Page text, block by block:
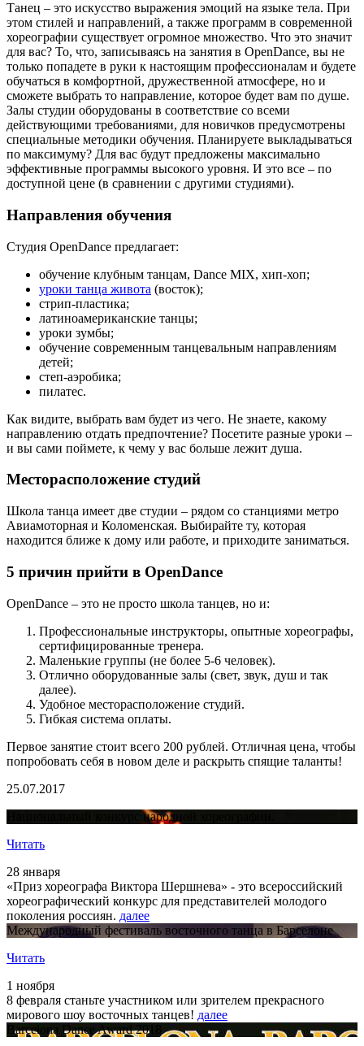
Танец – это искусство выражения эмоций на языке тела. При
этом стилей и направлений, а также программ в современной
хореографии существует огромное множество. Что это значит
для вас? То, что, записываясь на занятия в OpenDance, вы не
только попадете в руки к настоящим профессионалам и будете
обучаться в комфортной, дружественной атмосфере, но и
сможете выбрать то направление, которое будет вам по душе.
Залы студии оборудованы в соответствие со всеми
действующими требованиями, для новичков предусмотрены
специальные методики обучения. Планируете выкладываться
по максимуму? Для вас будут предложены максимально
эффективные программы высокого уровня. И это все – по
доступной цене (в сравнении с другими студиями).
Направления обучения
Студия OpenDance предлагает:
обучение клубным танцам, Dance MIX, хип-хоп;
уроки танца живота (восток);
стрип-пластика;
латиноамериканские танцы;
уроки зумбы;
обучение современным танцевальным направлениям
детей;
степ-аэробика;
пилатес.
Как видите, выбрать вам будет из чего. Не знаете, какому
направлению отдать предпочтение? Посетите разные уроки –
и вы сами поймете, к чему у вас больше лежит душа.
Месторасположение студий
Школа танца имеет две студии – рядом со станциями метро
Авиамоторная и Коломенская. Выбирайте ту, которая
находится ближе к дому или работе, и приходите заниматься.
5 причин прийти в OpenDance
OpenDance – это не просто школа танцев, но и:
Профессиональные инструкторы, опытные хореографы,
сертифицированные тренера.
Маленькие группы (не более 5-6 человек).
Отлично оборудованные залы (свет, звук, душ и так
далее).
Удобное месторасположение студий.
Гибкая система оплаты.
Первое занятие стоит всего 200 рублей. Отличная цена, чтобы
попробовать себя в новом деле и раскрыть спящие таланты!
25.07.2017
Национальный конкурс народной хореографии.
Читать
28 января
«Приз хореографа Виктора Шершнева» - это всероссийский
хореографический конкурс для представителей молодого
поколения россиян. далее
Международный фестиваль восточного танца в Барселоне
Читать
1 ноября
8 февраля станьте участником или зрителем прекрасного
мирового шоу восточных танцев! далее
Barcelona Dance Award 2018